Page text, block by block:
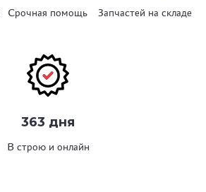
Срочная помощь Запчастей на складе
363 дня
В строю и онлайн